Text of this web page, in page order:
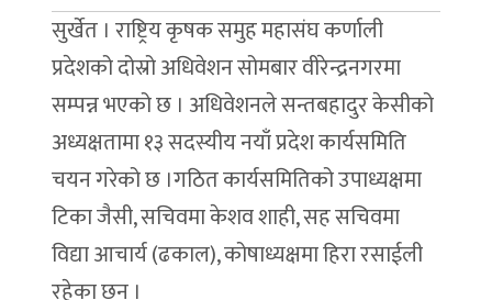
सुर्खेत । राष्ट्रिय कृषक समुह महासंघ कर्णाली
प्रदेशको दोस्रो अधिवेशन सोमबार वीरेन्द्रनगरमा
सम्पन्न भएको छ । अधिवेशनले सन्तबहादुर केसीको
अध्यक्षतामा १३ सदस्यीय नयाँ प्रदेश कार्यसमिति
चयन गरेको छ ।गठित कार्यसमितिको उपाध्यक्षमा
टिका जैसी, सचिवमा केशव शाही, सह सचिवमा
विद्या आचार्य (ढकाल), कोषाध्यक्षमा हिरा रसाईली